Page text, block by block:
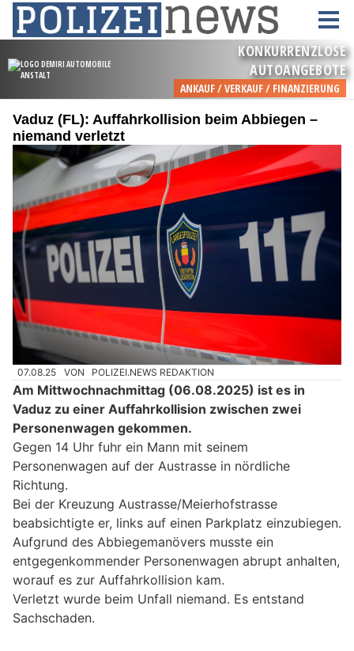
Vaduz (FL): Auffahrkollision beim Abbiegen –
niemand verletzt
07.08.25 VON POLIZEI.NEWS REDAKTION
Am Mittwochnachmittag (06.08.2025) ist es in
Vaduz zu einer Auffahrkollision zwischen zwei
Personenwagen gekommen.
Gegen 14 Uhr fuhr ein Mann mit seinem
Personenwagen auf der Austrasse in nördliche
Richtung.
Bei der Kreuzung Austrasse/Meierhofstrasse
beabsichtigte er, links auf einen Parkplatz einzubiegen.
Aufgrund des Abbiegemanövers musste ein
entgegenkommender Personenwagen abrupt anhalten,
worauf es zur Auffahrkollision kam.
Verletzt wurde beim Unfall niemand. Es entstand
Sachschaden.